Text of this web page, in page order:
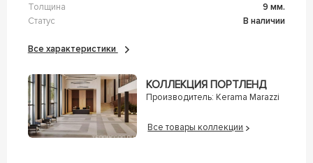
Толщина
9 мм.
Статус
В наличии
Все характеристики
КОЛЛЕКЦИЯ ПОРТЛЕНД
Производитель: Kerama Marazzi
Все товары коллекции